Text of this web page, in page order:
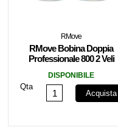
RMove
RMove Bobina Doppia
Professionale 800 2 Veli
DISPONIBILE
Qta
Acquista